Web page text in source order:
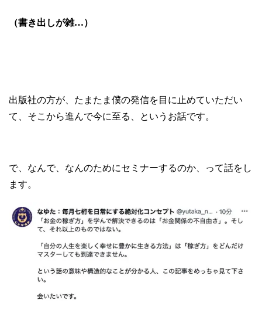
（書き出しが雑…）
出版社の方が、たまたま僕の発信を目に止めていただい
て、そこから進んで今に至る、というお話です。
で、なんで、なんのためにセミナーするのか、って話をし
ます。